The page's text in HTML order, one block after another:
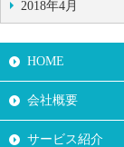
2018年4月
HOME
会社概要
サービス紹介